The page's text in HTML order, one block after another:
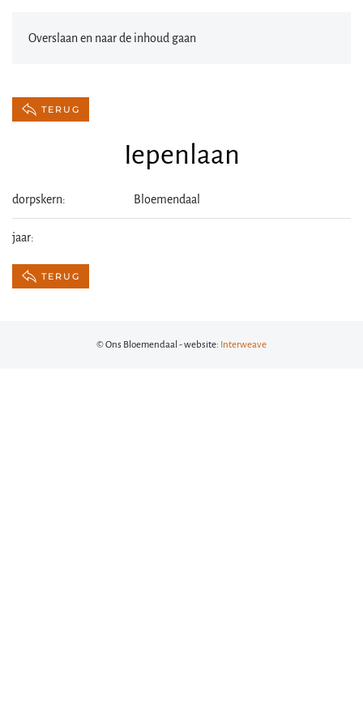
Overslaan en naar de inhoud gaan
TERUG
Iepenlaan
dorpskern: Bloemendaal
jaar:
TERUG
© Ons Bloemendaal - website: Interweave